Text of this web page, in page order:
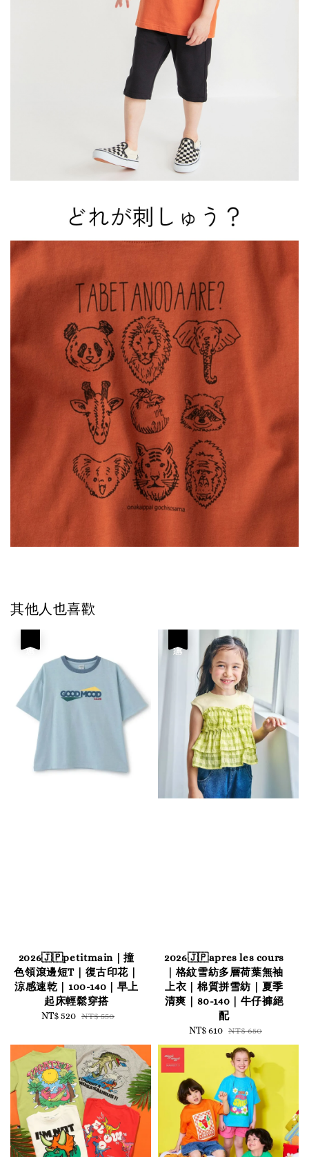
其他人也喜歡
2026🇯🇵petitmain｜撞
色領滾邊短T｜復古印花｜
涼感速乾｜100-140｜早上
起床輕鬆穿搭
Sale
NT$ 520 Regular
NT$ 550
2026🇯🇵apres les cours
｜格紋雪紡多層荷葉無袖
上衣｜棉質拼雪紡｜夏季
清爽｜80-140｜牛仔褲絕
配
Sale
price
NT$ 610 Regular
price
NT$ 650